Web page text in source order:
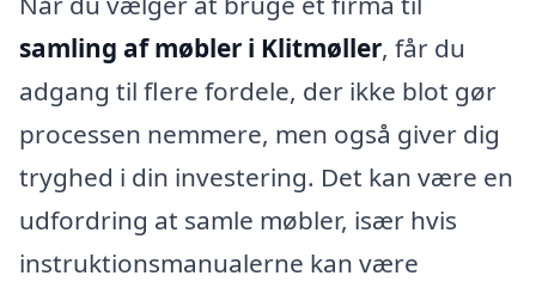
samling af møbler i Klitmøller, får du
adgang til flere fordele, der ikke blot gør
processen nemmere, men også giver dig
tryghed i din investering. Det kan være en
udfordring at samle møbler, især hvis
instruktionsmanualerne kan være